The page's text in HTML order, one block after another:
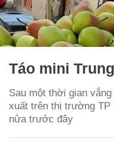
Táo mini
Sau một thời gian
xuất trên thị trường TP
nửa trước đây